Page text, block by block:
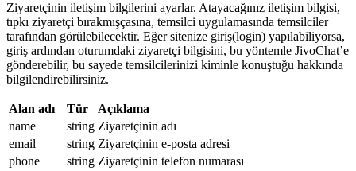
Ziyaretçinin iletişim bilgilerini ayarlar. Atayacağınız iletişim bilgisi,
tıpkı ziyaretçi bırakmışçasına, temsilci uygulamasında temsilciler
tarafından görülebilecektir. Eğer sitenize giriş(login) yapılabiliyorsa,
giriş ardından oturumdaki ziyaretçi bilgisini, bu yöntemle JivoChat’e
gönderebilir, bu sayede temsilcilerinizi kiminle konuştuğu hakkında
bilgilendirebilirsiniz.
Alan adı Tür
Açıklama
name
string Ziyaretçinin adı
email
string Ziyaretçinin e-posta adresi
phone
string Ziyaretçinin telefon numarası